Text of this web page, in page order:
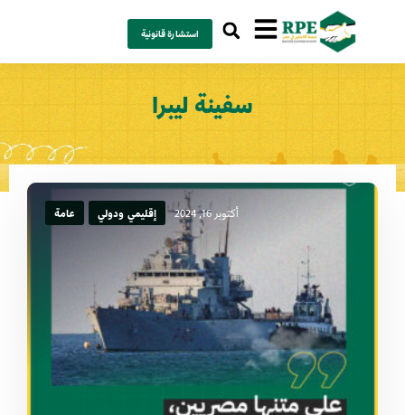
استشارة قانونية
سفينة ليبرا
أكتوبر 16, 2024 إقليمي ودولي عامة